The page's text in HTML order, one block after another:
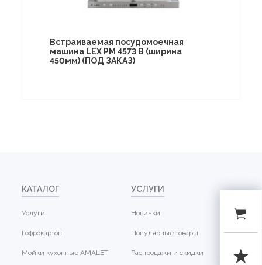
Встраиваемая посудомоечная
машина LEX PM 4573 B (ширина
450мм) (ПОД ЗАКАЗ)
КАТАЛОГ
Услуги
Гофрокартон
Мойки кухонные AMALET
УСЛУГИ
Новинки
Популярные товары
Распродажи и скидки